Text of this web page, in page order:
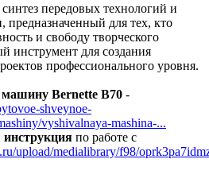
синтез передовых технологий и
для тех, кто
и свободу творческого
инструмент для создания
профессионального уровня.
Bernette B70 -
shveynoe-
vyshivalnaya-mashina-...
инструкция по работе с
upload/medialibrary/f98/